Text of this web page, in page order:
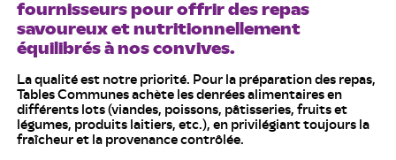
fournisseurs pour offrir des repas
savoureux et nutritionnellement
équilibrés à nos convives.
La qualité est notre priorité. Pour la préparation des repas,
Tables Communes achète les denrées alimentaires en
différents lots (viandes, poissons, pâtisseries, fruits et
légumes, produits laitiers, etc.), en privilégiant toujours la
fraîcheur et la provenance contrôlée.